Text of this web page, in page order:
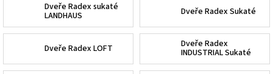
Dveře Radex sukaté
LANDHAUS Dveře Radex Sukaté
Dveře Radex LOFT Dveře Radex
INDUSTRIAL Sukaté